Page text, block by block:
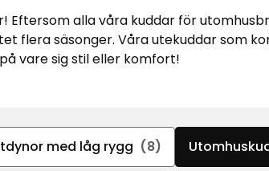
alla våra kuddar för
flera säsonger. Våra utekuddar som
vare sig stil eller komfort!
med låg rygg (8)